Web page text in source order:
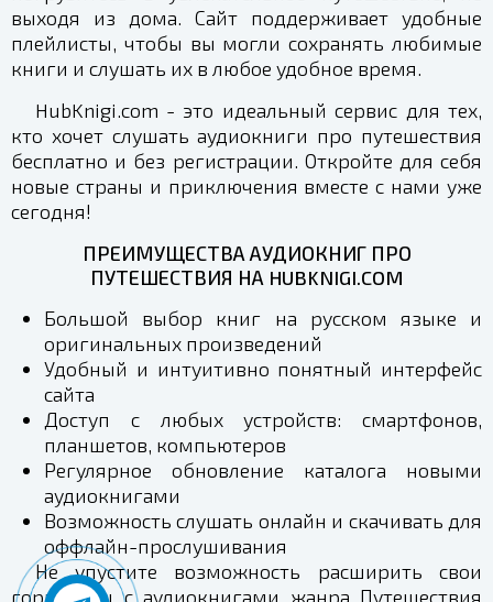
выходя из дома. Сайт поддерживает удобные
плейлисты, чтобы вы могли сохранять любимые
книги и слушать их в любое удобное время.
HubKnigi.com - это идеальный сервис для тех,
кто хочет слушать аудиокниги про путешествия
бесплатно и без регистрации. Откройте для себя
новые страны и приключения вместе с нами уже
сегодня!
ПРЕИМУЩЕСТВА АУДИОКНИГ ПРО
ПУТЕШЕСТВИЯ НА HUBKNIGI.COM
Большой выбор книг на русском языке и
оригинальных произведений
Удобный и интуитивно понятный интерфейс
сайта
Доступ с любых устройств: смартфонов,
планшетов, компьютеров
Регулярное обновление каталога новыми
аудиокнигами
Возможность слушать онлайн и скачивать для
оффлайн-прослушивания
Не упустите возможность расширить свои
горизонты с аудиокнигами жанра Путешествия